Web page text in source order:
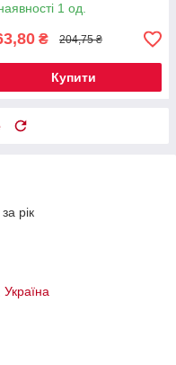
1 од.
₴ 204,75 ₴
Купити
рік